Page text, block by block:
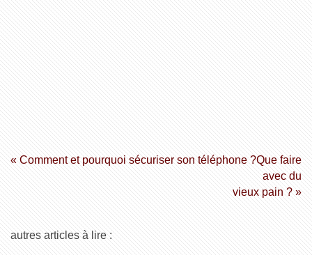
« Comment et pourquoi sécuriser son téléphone ?Que faire
avec du
vieux pain ? »
autres articles à lire :